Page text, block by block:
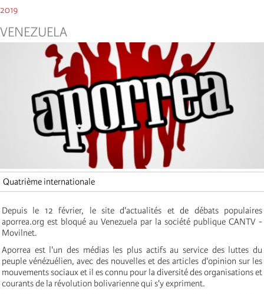
2019
VENEZUELA
Quatrième internationale
Depuis le 12 février, le site d'actualités et de débats populaires
aporrea.org est bloqué au Venezuela par la société publique CANTV -
Movilnet.
Aporrea est l'un des médias les plus actifs au service des luttes du
peuple vénézuélien, avec des nouvelles et des articles d'opinion sur les
mouvements sociaux et il es connu pour la diversité des organisations et
courants de la révolution bolivarienne qui s'y expriment.